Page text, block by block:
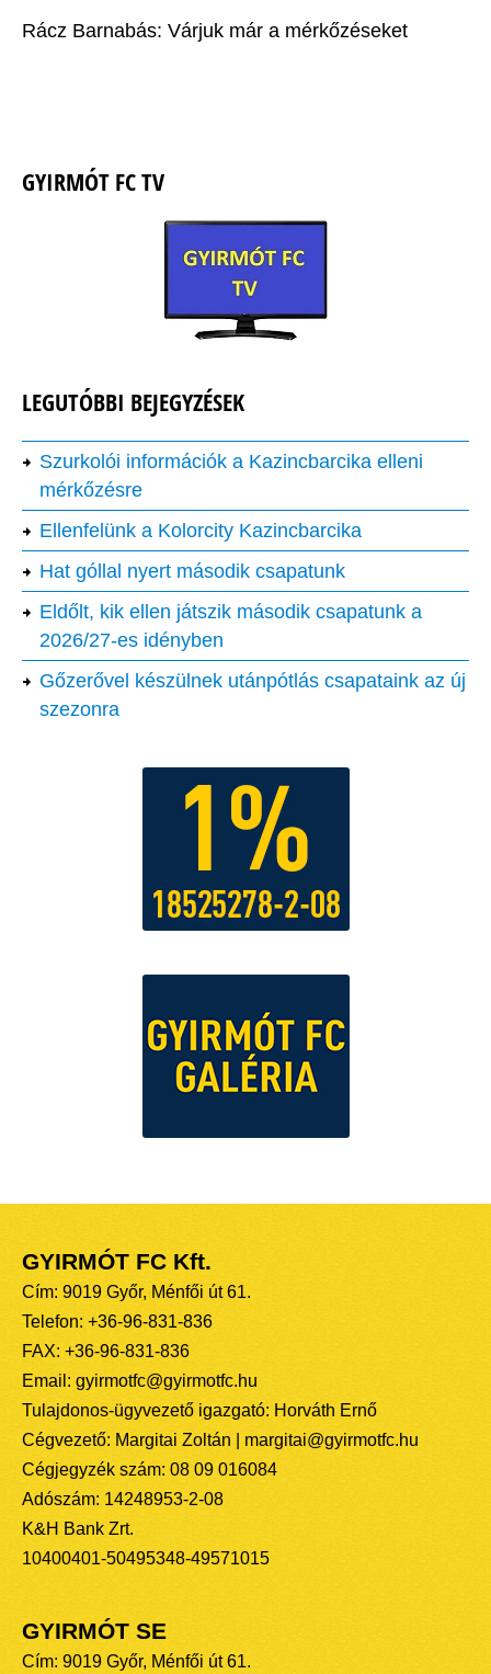
Rácz Barnabás: Várjuk már a mérkőzéseket
GYIRMÓT FC TV
LEGUTÓBBI BEJEGYZÉSEK
Szurkolói információk a Kazincbarcika elleni
mérkőzésre
Ellenfelünk a Kolorcity Kazincbarcika
Hat góllal nyert második csapatunk
Eldőlt, kik ellen játszik második csapatunk a
2026/27-es idényben
Gőzerővel készülnek utánpótlás csapataink az új
szezonra
GYIRMÓT FC Kft.
Cím: 9019 Győr, Ménfői út 61.
Telefon: +36-96-831-836
FAX: +36-96-831-836
Email: gyirmotfc@gyirmotfc.hu
Tulajdonos-ügyvezető igazgató: Horváth Ernő
Cégvezető: Margitai Zoltán | margitai@gyirmotfc.hu
Cégjegyzék szám: 08 09 016084
Adószám: 14248953-2-08
K&H Bank Zrt.
10400401-50495348-49571015
GYIRMÓT SE
Cím: 9019 Győr, Ménfői út 61.